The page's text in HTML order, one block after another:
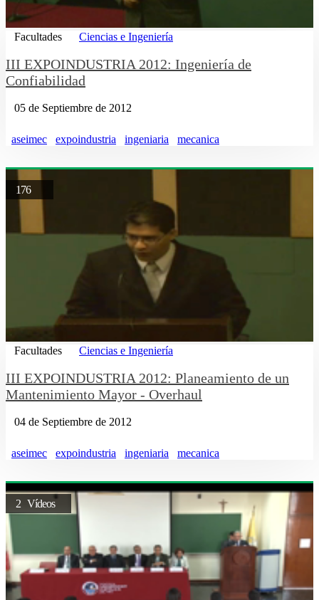
Facultades Ciencias e Ingeniería
III EXPOINDUSTRIA 2012: Ingeniería de
Confiabilidad
05 de Septiembre de 2012
aseimec expoindustria ingeniaria mecanica
176
Facultades Ciencias e Ingeniería
III EXPOINDUSTRIA 2012: Planeamiento de un
Mantenimiento Mayor - Overhaul
04 de Septiembre de 2012
aseimec expoindustria ingeniaria mecanica
2 Vídeos